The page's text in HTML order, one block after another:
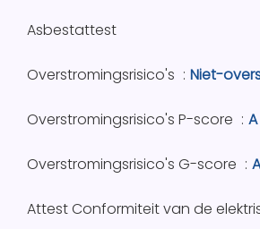
Asbestattest
Overstromingsrisico's Niet-
Overstromingsrisico's P-score A
Overstromingsrisico's G-score A
Attest Conformiteit van de